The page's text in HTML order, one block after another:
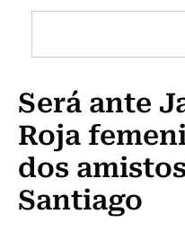
Cultura
Programas Radio y
Será ante
Roja
dos
Santiago